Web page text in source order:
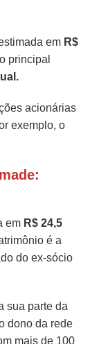
em R$
principal
acionárias
exemplo, o
em R$ 24,5
é a
do ex-sócio
sua parte da
dono da rede
mais de 100